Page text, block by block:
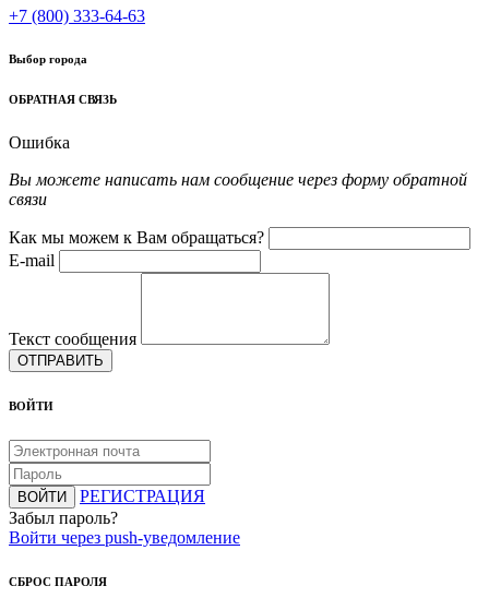
+7 (800) 333-64-63
Выбор города
ОБРАТНАЯ СВЯЗЬ
Ошибка
Вы можете написать нам сообщение через форму обратной
связи
Как мы можем к Вам обращаться?
E-mail
Текст сообщения
ОТПРАВИТЬ
ВОЙТИ
ВОЙТИ
РЕГИСТРАЦИЯ
Забыл пароль?
Войти через push-уведомление
СБРОС ПАРОЛЯ